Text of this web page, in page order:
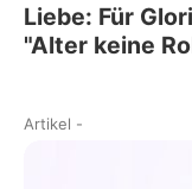
Liebe: Für
"Alter keine
Artikel -